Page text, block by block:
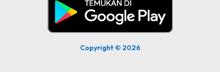
Copyright © 2026